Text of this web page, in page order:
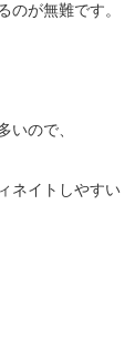
が無難です。
いので、
ネイトしやすい